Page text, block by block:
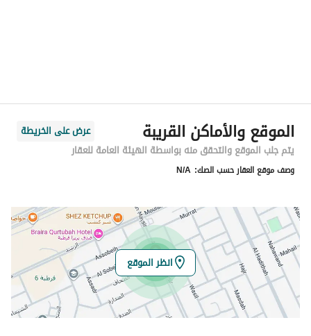
رقم المبنى
7844
الرقم الاضافي
خط العرض
24.816826086169332
خط الطول
46.74347684405254
تفاصيل العقار
نوع الإعلان
للبيع
الموقع والأماكن القريبة
عرض على الخريطة
يتم جلب الموقع والتحقق منه بواسطة الهيئة العامة للعقار
وصف موقع العقار حسب الصك: N/A
انظر الموقع